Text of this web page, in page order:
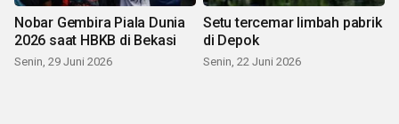
Nobar Gembira Piala Dunia
2026 saat HBKB di Bekasi
Senin, 29 Juni 2026
Setu tercemar limbah pabrik
di Depok
Senin, 22 Juni 2026